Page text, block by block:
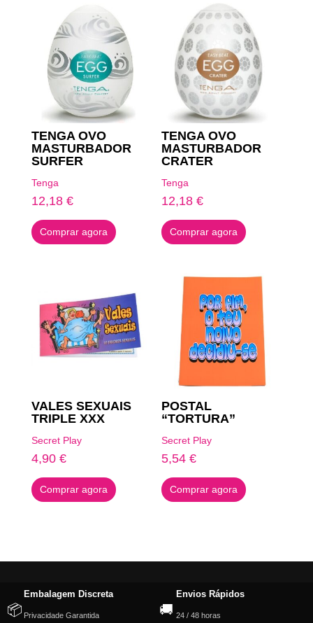
TENGA OVO
MASTURBADOR
SURFER
Tenga
12,18 €
Comprar agora
TENGA OVO
MASTURBADOR
CRATER
Tenga
12,18€
Comprar agora
VALES SEXUAIS
TRIPLE XXX
Secret Play
4,90 €
Comprar agora
POSTAL
“TORTURA”
Secret Play
5,54€
Comprar agora
📦
Embalagem Discreta
Privacidade Garantida 🚚
Envios Rápidos
24 / 48 horas